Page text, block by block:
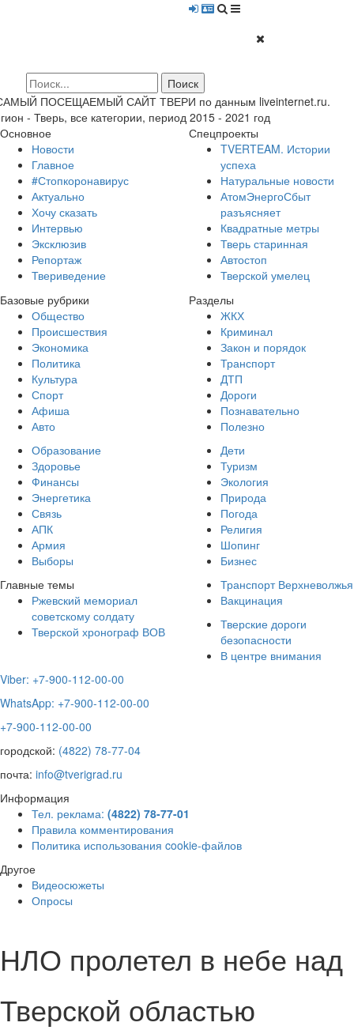
ПОСЕЩАЕМЫЙ САЙТ ТВЕРИ по данным liveinternet.ru.
- Тверь, все категории, период 2015 - 2021 год
Основное
Новости
Главное
#Стопкоронавирус
Актуально
Хочу сказать
Интервью
Эксклюзив
Репортаж
Твериведение
Спецпроекты
TVERTEAM. Истории
успеха
Натуральные новости
АтомЭнергоСбыт
разъясняет
Квадратные метры
Тверь старинная
Автостоп
Тверской умелец
Базовые рубрики
Общество
Происшествия
Экономика
Политика
Культура
Спорт
Афиша
Авто
Разделы
ЖКХ
Криминал
Закон и порядок
Транспорт
ДТП
Дороги
Познавательно
Полезно
Образование
Здоровье
Финансы
Энергетика
Связь
АПК
Армия
Выборы
Дети
Туризм
Экология
Природа
Погода
Религия
Шопинг
Бизнес
Главные темы
Ржевский мемориал
советскому солдату
Тверской хронограф ВОВ
Транспорт Верхневолжья
Вакцинация
Тверские дороги
безопасности
В центре внимания
Viber: +7-900-112-00-00
WhatsApp: +7-900-112-00-00
+7-900-112-00-00
городской: (4822) 78-77-04
почта: info@tverigrad.ru
Информация
Тел. реклама: (4822) 78-77-01
Правила комментирования
Политика использования cookie-файлов
Другое
Видеосюжеты
Опросы
НЛО пролетел в небе над
Тверской областью